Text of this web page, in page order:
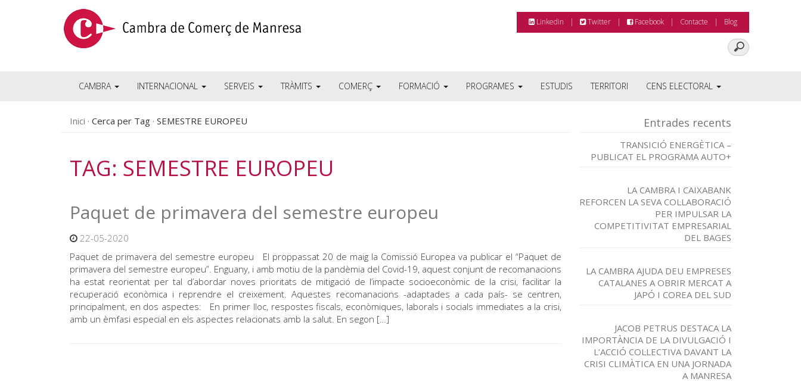
Linkedin Twitter Facebook Contacte Blog
CAMBRA INTERNACIONAL SERVEIS TRÀMITS COMERÇ FORMACIÓ PROGRAMES ESTUDIS TERRITORI CENS ELECTORAL
Inici Cerca per Tag SEMESTRE EUROPEU
TAG: SEMESTRE EUROPEU
Paquet de primavera del semestre europeu
22-05-2020
Paquet de primavera del semestre europeu El proppassat 20 de maig la Comissió Europea va publicar el “Paquet de
primavera del semestre europeu”. Enguany, i amb motiu de la pandèmia del Covid-19, aquest conjunt de recomanacions
ha estat reorientat per tal d’abordar noves prioritats de mitigació de l’impacte socioeconòmic de la crisi, facilitar la
recuperació econòmica i reprendre el creixement. Aquestes recomanacions -adaptades a cada país- se centren,
principalment, en dos aspectes: En primer lloc, respostes fiscals, econòmiques, laborals i socials immediates a la crisi,
amb un èmfasi especial en els aspectes relacionats amb la salut. En segon […]
Entrades recents
TRANSICIÓ ENERGÈTICA –
PUBLICAT EL PROGRAMA AUTO+
LA CAMBRA I CAIXABANK
REFORCEN LA SEVA COL·LABORACIÓ
PER IMPULSAR LA
COMPETITIVITAT EMPRESARIAL
DEL BAGES
LA CAMBRA AJUDA DEU EMPRESES
CATALANES A OBRIR MERCAT A
JAPÓ I COREA DEL SUD
JACOB PETRUS DESTACA LA
IMPORTÀNCIA DE LA DIVULGACIÓ I
L’ACCIÓ COL·LECTIVA DAVANT LA
CRISI CLIMÀTICA EN UNA JORNADA
A MANRESA